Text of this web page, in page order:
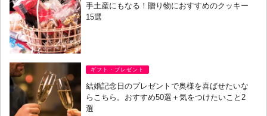
手土産にもなる！贈り物におすすめのクッキー
15選
ギフト・プレゼント
結婚記念日のプレゼントで奥様を喜ばせたいな
らこちら。おすすめ50選＋気をつけたいこと2
選